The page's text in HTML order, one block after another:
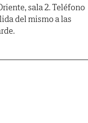
sala 2. Teléfono
del mismo a las